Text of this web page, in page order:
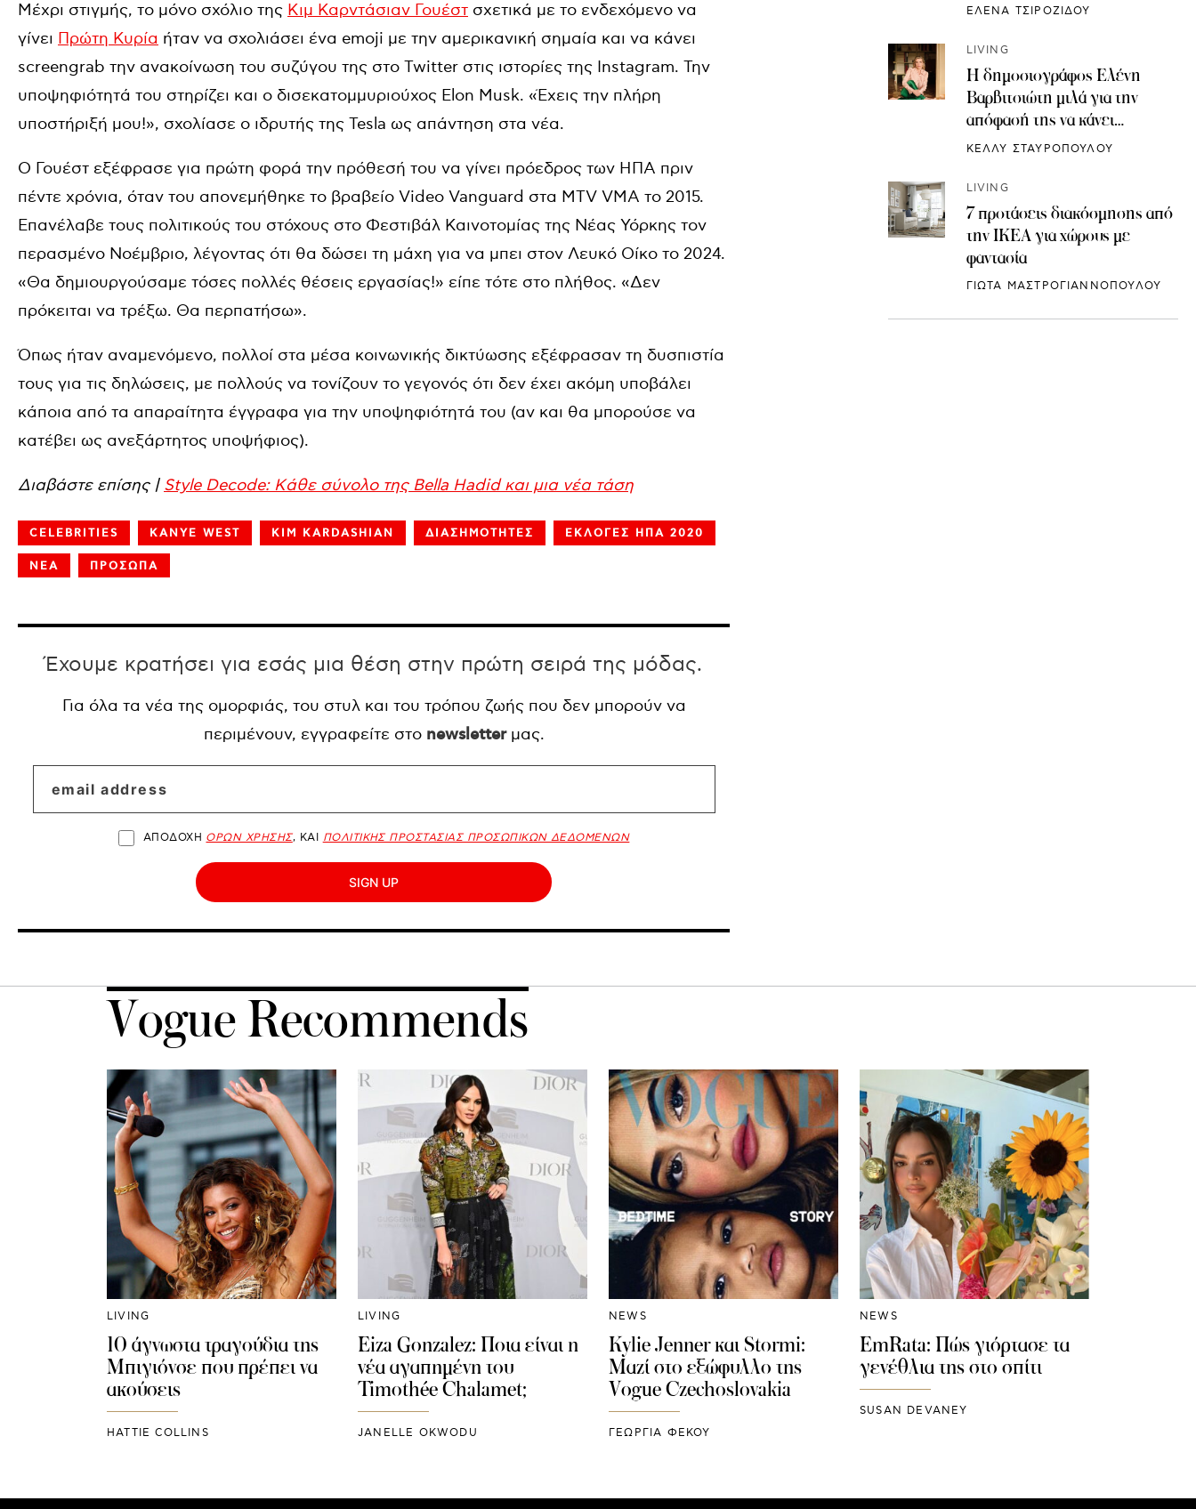
Μέχρι στιγμής, το μόνο σχόλιο της Κιμ Καρντάσιαν Γουέστ σχετικά με το ενδεχόμενο να
γίνει Πρώτη Κυρία ήταν να σχολιάσει ένα emoji με την αμερικανική σημαία και να κάνει
screengrab την ανακοίνωση του συζύγου της στο Twitter στις ιστορίες της Instagram. Την
υποψηφιότητά του στηρίζει και ο δισεκατομμυριούχος Elon Musk. «Έχεις την πλήρη
υποστήριξή μου!», σχολίασε ο ιδρυτής της Tesla ως απάντηση στα νέα.
Ο Γουέστ εξέφρασε για πρώτη φορά την πρόθεσή του να γίνει πρόεδρος των ΗΠΑ πριν
πέντε χρόνια, όταν του απονεμήθηκε το βραβείο Video Vanguard στα MTV VMA το 2015.
Επανέλαβε τους πολιτικούς του στόχους στο Φεστιβάλ Καινοτομίας της Νέας Υόρκης τον
περασμένο Νοέμβριο, λέγοντας ότι θα δώσει τη μάχη για να μπει στον Λευκό Οίκο το 2024.
«Θα δημιουργούσαμε τόσες πολλές θέσεις εργασίας!» είπε τότε στο πλήθος. «Δεν
πρόκειται να τρέξω. Θα περπατήσω».
Όπως ήταν αναμενόμενο, πολλοί στα μέσα κοινωνικής δικτύωσης εξέφρασαν τη δυσπιστία
τους για τις δηλώσεις, με πολλούς να τονίζουν το γεγονός ότι δεν έχει ακόμη υποβάλει
κάποια από τα απαραίτητα έγγραφα για την υποψηφιότητά του (αν και θα μπορούσε να
κατέβει ως ανεξάρτητος υποψήφιος).
Διαβάστε επίσης | Style Decode: Kάθε σύνολο της Bella Hadid και μια νέα τάση
CELEBRITIES KANYE WEST KIM KARDASHIAN ΔΙΑΣΗΜΟΤΗΤΕΣ ΕΚΛΟΓΕΣ ΗΠΑ 2020
ΝΕΑ ΠΡΟΣΩΠΑ
Έχουμε κρατήσει για εσάς μια θέση στην πρώτη σειρά της μόδας.
Για όλα τα νέα της ομορφιάς, του στυλ και του τρόπου ζωής που δεν μπορούν να
περιμένουν, εγγραφείτε στο newsletterμας.
ΑΠΟΔΟΧΗ ΟΡΩΝ ΧΡΗΣΗΣ, ΚΑΙ ΠΟΛΙΤΙΚΗΣ ΠΡΟΣΤΑΣΙΑΣ ΠΡΟΣΩΠΙΚΩΝ ΔΕΔΟΜΕΝΩΝ
SIGN UP
ΕΛΕΝΑ ΤΣΙΡΟΖΙΔΟΥ
LIVING
Η δημοσιογράφος Ελένη
Βαρβιτσιώτη μιλά για την
απόφασή της να κάνει
κρυοσυντήρηση ωαρίων
ΚΕΛΛΥ ΣΤΑΥΡΟΠΟΥΛΟΥ
LIVING
7 προτάσεις διακόσμησης από
την IKEA για χώρους με
φαντασία
ΓΙΩΤΑ ΜΑΣΤΡΟΓΙΑΝΝΟΠΟΥΛΟΥ
Vogue Recommends
LIVING
10 άγνωστα τραγούδια της
Μπιγιόνσε που πρέπει να
ακούσεις
HATTIE COLLINS
LIVING
Eiza Gonzalez: Ποια είναι η
νέα αγαπημένη του
Timothée Chalamet;
JANELLE OKWODU
NEWS
Kylie Jenner και Stormi:
Μαζί στο εξώφυλλο της
Vogue Czechoslovakia
ΓΕΩΡΓΙΑ ΦΕΚΟΥ
NEWS
EmRata: Πώς γιόρτασε τα
γενέθλια της στο σπίτι
SUSAN DEVANEY